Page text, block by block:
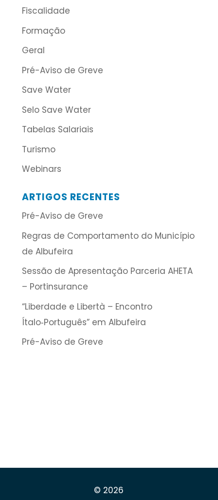
Fiscalidade
Formação
Geral
Pré-Aviso de Greve
Save Water
Selo Save Water
Tabelas Salariais
Turismo
Webinars
ARTIGOS RECENTES
Pré-Aviso de Greve
Regras de Comportamento do Município
de Albufeira
Sessão de Apresentação Parceria AHETA
– Portinsurance
“Liberdade e Libertà – Encontro
Ítalo‑Português” em Albufeira
Pré-Aviso de Greve
© 2026